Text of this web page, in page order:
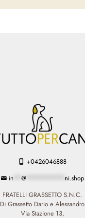
+0426046888
in
@
ni.shop
FRATELLI GRASSETTO S.N.C.
Di Grassetto Dario e Alessandro
Via Stazione 13,